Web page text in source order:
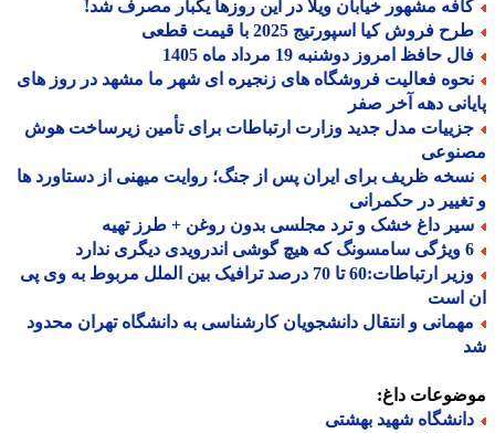
مشهور خیابان ویلا در این روزها یکبار مصرف شد!
فروش کیا اسپورتیج 2025 با قیمت قطعی
حافظ امروز دوشنبه 19 مرداد ماه 1405
فعالیت فروشگاه های زنجیره ای شهر ما مشهد در روز های
دهه آخر صفر
مدل جدید وزارت ارتباطات برای تأمین زیرساخت هوش
ظریف برای ایران پس از جنگ؛ روایت میهنی از دستاورد ها
در حکمرانی
داغ خشک و ترد مجلسی بدون روغن + طرز تهیه
وزیر ارتباطات:60 تا 70 درصد ترافیک بین الملل مربوط به وی پی
است
و انتقال دانشجویان کارشناسی به دانشگاه تهران محدود
داغ:
شهید بهشتی